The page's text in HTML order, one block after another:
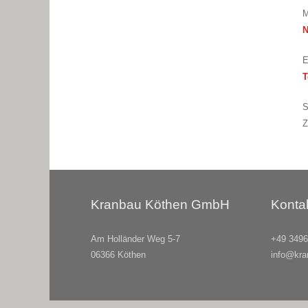
Kranbau Köthen GmbH
Am Holländer Weg 5-7
06366 Köthen
+49